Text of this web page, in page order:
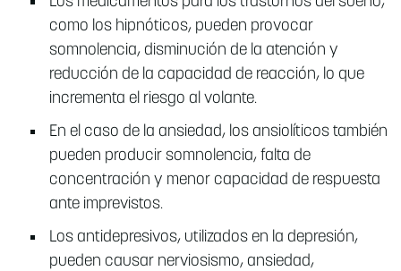
como los hipnóticos, pueden provocar
somnolencia, disminución de la atención y
reducción de la capacidad de reacción, lo que
incrementa el riesgo al volante.
En el caso de la ansiedad, los ansiolíticos también
pueden producir somnolencia, falta de
concentración y menor capacidad de respuesta
ante imprevistos.
Los antidepresivos, utilizados en la depresión,
pueden causar nerviosismo, ansiedad,